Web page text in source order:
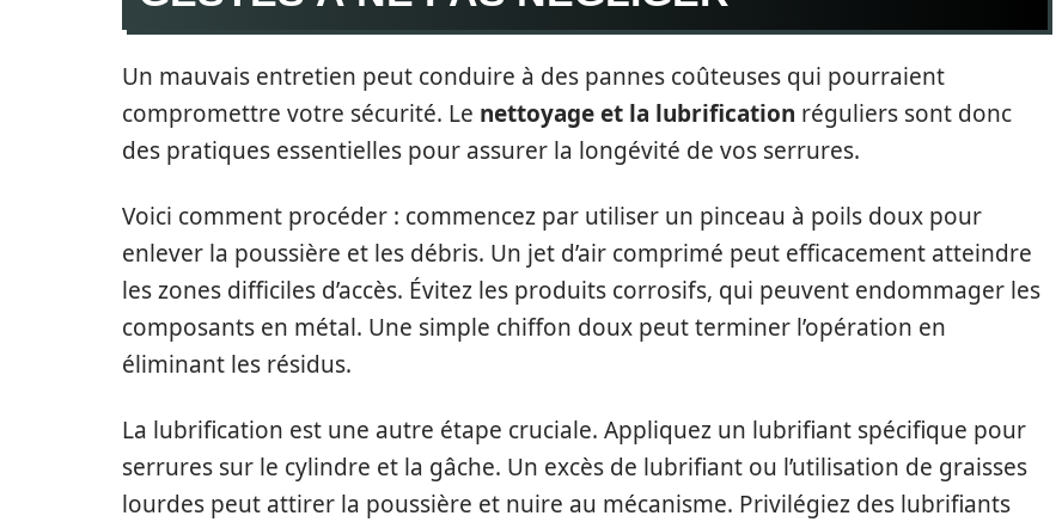
Un mauvais entretien peut conduire à des pannes coûteuses qui pourraient
compromettre votre sécurité. Le nettoyage et la lubrification réguliers sont donc
des pratiques essentielles pour assurer la longévité de vos serrures.
Voici comment procéder : commencez par utiliser un pinceau à poils doux pour
enlever la poussière et les débris. Un jet d’air comprimé peut efficacement atteindre
les zones difficiles d’accès. Évitez les produits corrosifs, qui peuvent endommager les
composants en métal. Une simple chiffon doux peut terminer l’opération en
éliminant les résidus.
La lubrification est une autre étape cruciale. Appliquez un lubrifiant spécifique pour
serrures sur le cylindre et la gâche. Un excès de lubrifiant ou l’utilisation de graisses
lourdes peut attirer la poussière et nuire au mécanisme. Privilégiez des lubrifiants